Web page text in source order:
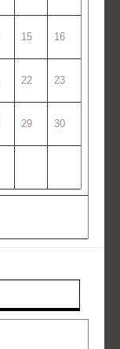
15 16
22 23
29 30